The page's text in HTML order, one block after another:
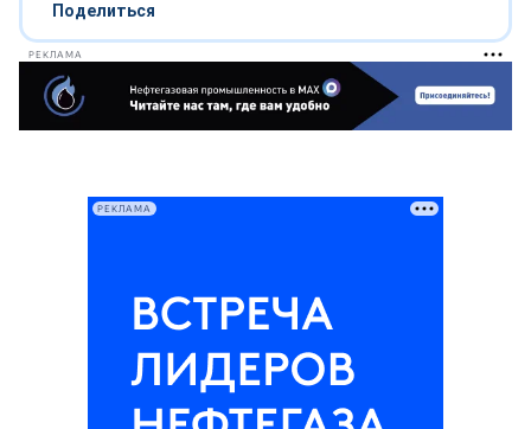
Поделиться
РЕКЛАМА
РЕКЛАМА